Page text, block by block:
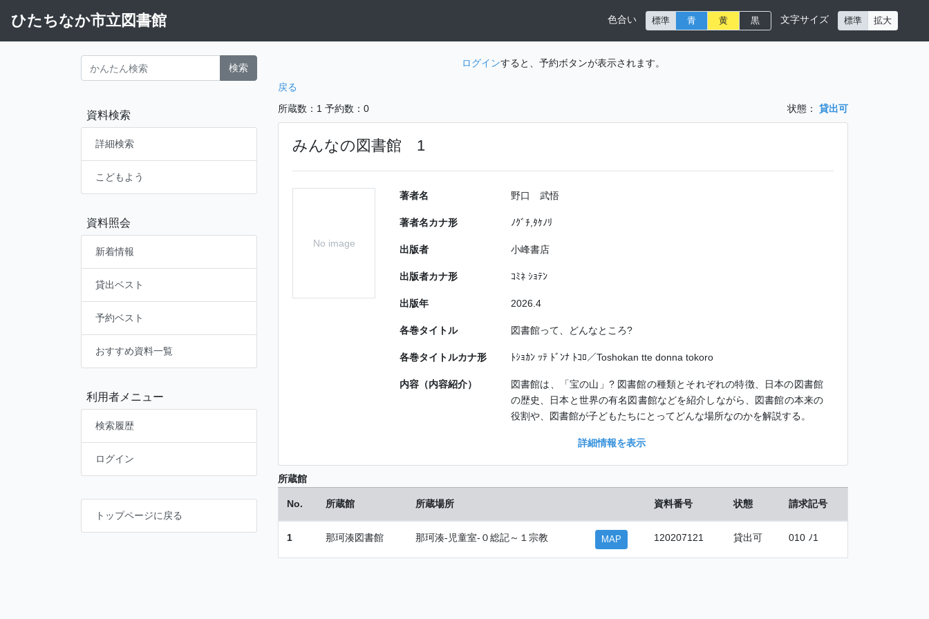
ひたちなか市立図書館 色合い 標準 青 黄 黒 文字サイズ 標準 拡大
検索
資料検索
詳細検索
こどもよう
資料照会
新着情報
貸出ベスト
予約ベスト
おすすめ資料一覧
利用者メニュー
検索履歴
ログイン
トップページに戻る
ログインすると、予約ボタンが表示されます。
戻る
所蔵数：1 予約数：0 状態： 貸出可
みんなの図書館 1
No image
著者名 野口 武悟
著者名カナ形 ﾉｸﾞﾁ,ﾀｹﾉﾘ
出版者 小峰書店
出版者カナ形 ｺﾐﾈ ｼｮﾃﾝ
出版年 2026.4
各巻タイトル 図書館って、どんなところ?
各巻タイトルカナ形 ﾄｼｮｶﾝ ｯﾃ ﾄﾞﾝﾅ ﾄｺﾛ／Toshokan tte donna tokoro
内容（内容紹介）
図書館は、「宝の山」? 図書館の種類とそれぞれの特徴、日本の図書館
の歴史、日本と世界の有名図書館などを紹介しながら、図書館の本来の
役割や、図書館が子どもたちにとってどんな場所なのかを解説する。
詳細情報を表示
所蔵館
No. 所蔵館 所蔵場所 資料番号 状態 請求記号
1 那珂湊図書館 那珂湊-児童室-０総記～１宗教 MAP 120207121 貸出可 010 ﾉ1